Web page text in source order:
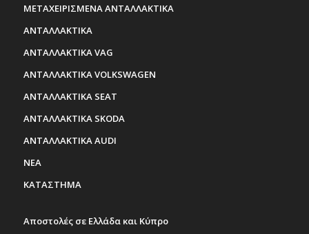
ΜΕΤΑΧΕΙΡΙΣΜΕΝΑ ΑΝΤΑΛΛΑΚΤΙΚΑ
ΑΝΤΑΛΛΑΚΤΙΚΑ
ΑΝΤΑΛΛΑΚΤΙΚΑ VAG
ΑΝΤΑΛΛΑΚΤΙΚΑ VOLKSWAGEN
ΑΝΤΑΛΛΑΚΤΙΚΑ SEAT
ΑΝΤΑΛΛΑΚΤΙΚΑ SKODA
ΑΝΤΑΛΛΑΚΤΙΚΑ AUDI
ΝΕΑ
ΚΑΤΑΣΤΗΜΑ
Αποστολές σε Ελλάδα και Κύπρο